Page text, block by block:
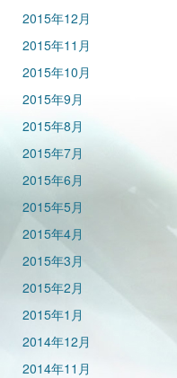
2015年12月
2015年11月
2015年10月
2015年9月
2015年8月
2015年7月
2015年6月
2015年5月
2015年4月
2015年3月
2015年2月
2015年1月
2014年12月
2014年11月